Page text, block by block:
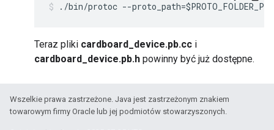
./bin/protoc --
Teraz pliki cardboard_device.pb.cc i
cardboard_device.pb.h powinny być już dostępne.
Wszelkie prawa zastrzeżone. Java jest zastrzeżonym znakiem
towarowym firmy Oracle lub jej podmiotów stowarzyszonych.